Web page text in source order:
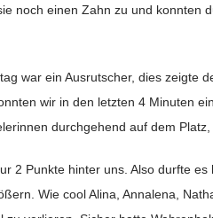
noch einen Zahn zu und konnten
war ein Ausrutscher, dies zeigte
wir in den letzten 4 Minuten
durchgehend auf dem Platz,
2 Punkte hinter uns. Also durfte
Wie cool Alina, Annalena,